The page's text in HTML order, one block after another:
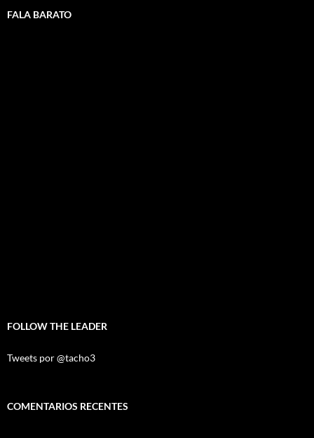
FALA BARATO
FOLLOW THE LEADER
Tweets por @tacho3
COMENTARIOS RECENTES